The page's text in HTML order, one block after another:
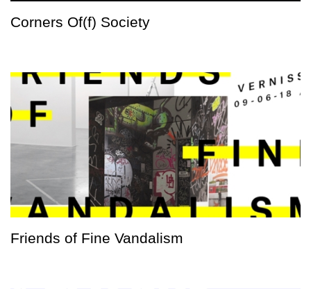
Corners Of(f) Society
Friends of Fine Vandalism